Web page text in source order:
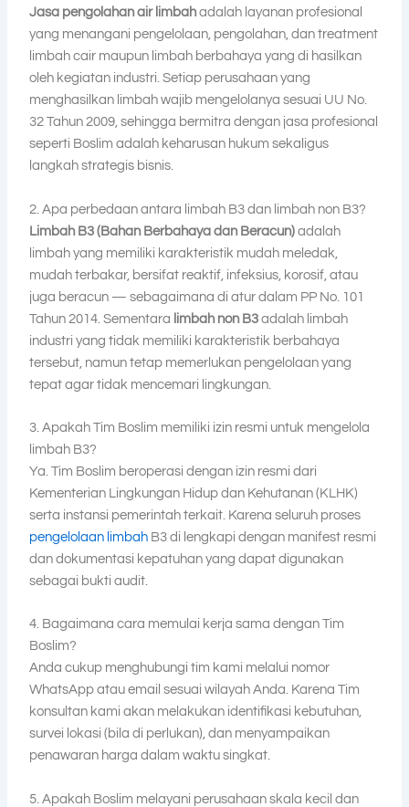
Jasa pengolahan air limbahadalah layanan profesional
yang menangani pengelolaan, pengolahan, dan treatment
limbah cair maupun limbah berbahaya yang di hasilkan
oleh kegiatan industri. Setiap perusahaan yang
menghasilkan limbah wajib mengelolanya sesuai UU No.
32 Tahun 2009, sehingga bermitra dengan jasa profesional
seperti Boslim adalah keharusan hukum sekaligus
langkah strategis bisnis.
2. Apa perbedaan antara limbah B3 dan limbah non B3?
Limbah B3 (Bahan Berbahaya dan Beracun) adalah
limbah yang memiliki karakteristik mudah meledak,
mudah terbakar, bersifat reaktif, infeksius, korosif, atau
juga beracun — sebagaimana di atur dalam PP No. 101
Tahun 2014. Sementara limbah non B3 adalah limbah
industri yang tidak memiliki karakteristik berbahaya
tersebut, namun tetap memerlukan pengelolaan yang
tepat agar tidak mencemari lingkungan.
3. Apakah Tim Boslim memiliki izin resmi untuk mengelola
limbah B3?
Ya. Tim Boslim beroperasi dengan izin resmi dari
Kementerian Lingkungan Hidup dan Kehutanan (KLHK)
serta instansi pemerintah terkait. Karena seluruh proses
pengelolaan limbah B3 di lengkapi dengan manifest resmi
dan dokumentasi kepatuhan yang dapat digunakan
sebagai bukti audit.
4. Bagaimana cara memulai kerja sama dengan Tim
Boslim?
Anda cukup menghubungi tim kami melalui nomor
WhatsApp atau email sesuai wilayah Anda. Karena Tim
konsultan kami akan melakukan identifikasi kebutuhan,
survei lokasi (bila di perlukan), dan menyampaikan
penawaran harga dalam waktu singkat.
5. Apakah Boslim melayani perusahaan skala kecil dan